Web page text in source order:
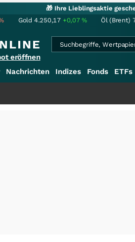
🎁 Ihre Lieblingsaktie
Gold 4.250,17 +0,07% Öl (Brent)
eröffnen
Nachrichten Indizes Fonds ETFs